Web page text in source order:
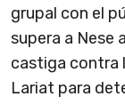
grupal con el
supera a Nese
castiga contra
Lariat para